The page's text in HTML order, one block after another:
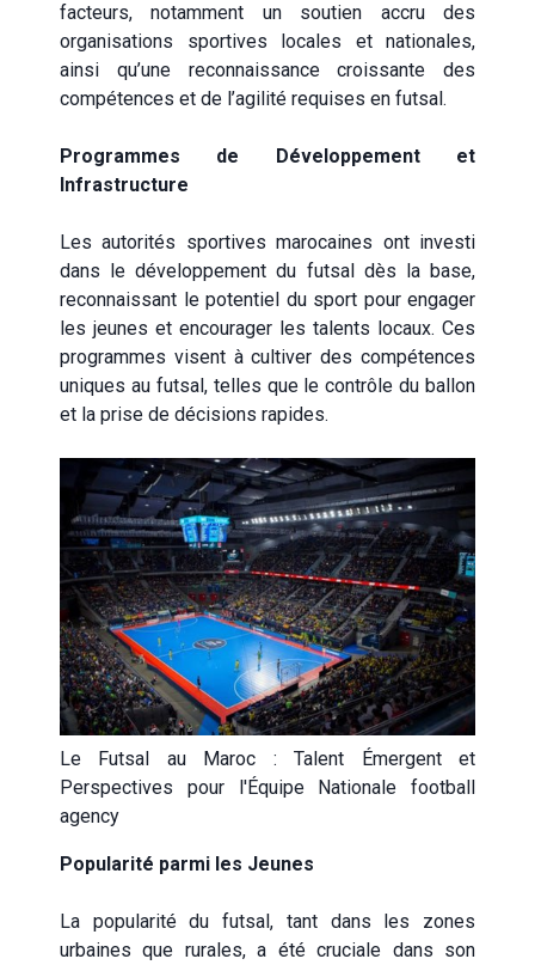
facteurs, notamment un soutien accru des
organisations sportives locales et nationales,
ainsi qu’une reconnaissance croissante des
compétences et de l’agilité requises en futsal.
Programmes de Développement et
Infrastructure
Les autorités sportives marocaines ont investi
dans le développement du futsal dès la base,
reconnaissant le potentiel du sport pour engager
les jeunes et encourager les talents locaux. Ces
programmes visent à cultiver des compétences
uniques au futsal, telles que le contrôle du ballon
et la prise de décisions rapides.
Le Futsal au Maroc : Talent Émergent et
Perspectives pour l'Équipe Nationale football
agency
Popularité parmi les Jeunes
La popularité du futsal, tant dans les zones
urbaines que rurales, a été cruciale dans son